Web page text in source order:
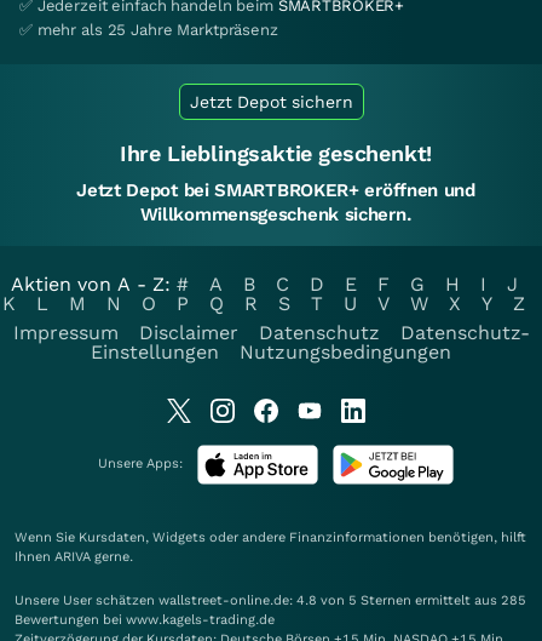
✅ Jederzeit einfach handeln beim SMARTBROKER+
✅ mehr als 25 Jahre Marktpräsenz
Jetzt Depot sichern
Ihre Lieblingsaktie geschenkt!
Jetzt Depot bei SMARTBROKER+ eröffnen und
Willkommensgeschenk sichern.
Aktien von A - Z: # A B C D E F G H I
J
K
L M N O P Q R S T U V W X Y
Z
Impressum
Disclaimer Datenschutz
Datenschutz-
Einstellungen
Nutzungsbedingungen
Unsere Apps:
Wenn Sie Kursdaten, Widgets oder andere Finanzinformationen benötigen, hilft
Ihnen ARIVA gerne.
Unsere User schätzen wallstreet-online.de: 4.8 von 5 Sternen ermittelt aus 285
Bewertungen bei www.kagels-trading.de